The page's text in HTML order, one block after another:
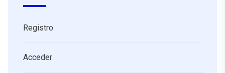
Registro
Acceder